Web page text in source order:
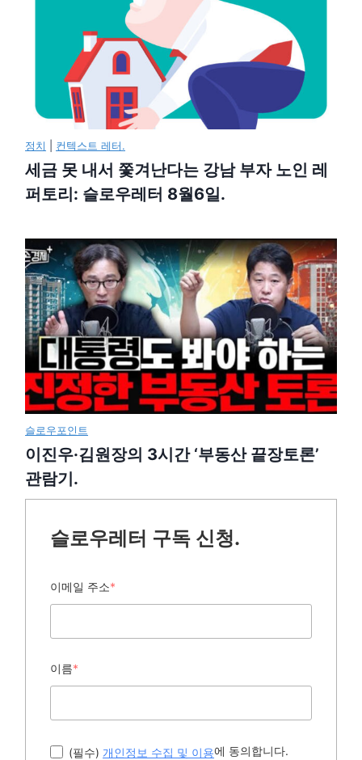
정치 컨텍스트 레터.
세금 못 내서 쫓겨난다는 강남 부자 노인 레
퍼토리: 슬로우레터 8월6일.
슬로우포인트
이진우·김원장의 3시간 ‘부동산 끝장토론’
관람기.
슬로우레터 구독 신청.
이메일 주소*
이름*
(필수) 개인정보 수집 및 이용에 동의합니다.